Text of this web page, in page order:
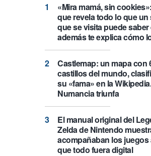
«Mira mamá, sin
que revela todo lo que un
que se visita puede saber
además te explica cómo
Castlemap: un mapa con
castillos del mundo,
su «fama» en la Wikipedia.
Numancia triunfa
El manual original del
Zelda de Nintendo
acompañaban los juegos
que todo fuera digital